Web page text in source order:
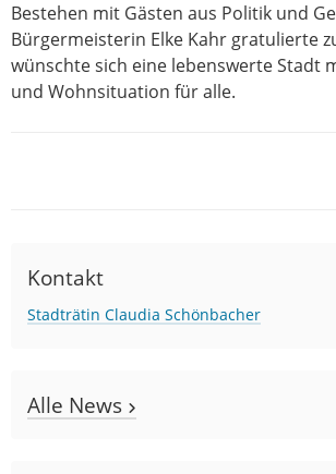
Bestehen mit Gästen aus Politik und
Bürgermeisterin Elke Kahr gratulierte
wünschte sich eine lebenswerte Stadt
und Wohnsituation für alle.
Kontakt
Stadträtin Claudia Schönbacher
Alle News